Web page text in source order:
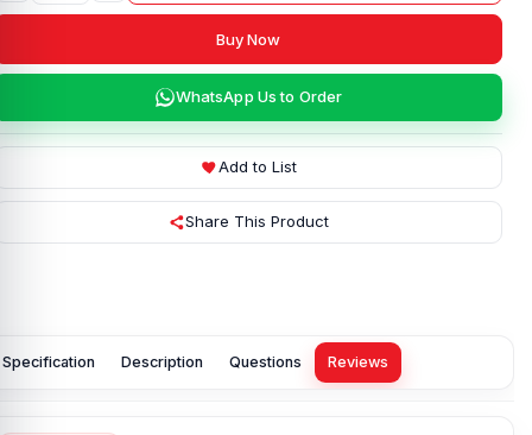
Buy Now
WhatsApp Us to Order
Add to List
Share This Product
Specification Description Questions Reviews